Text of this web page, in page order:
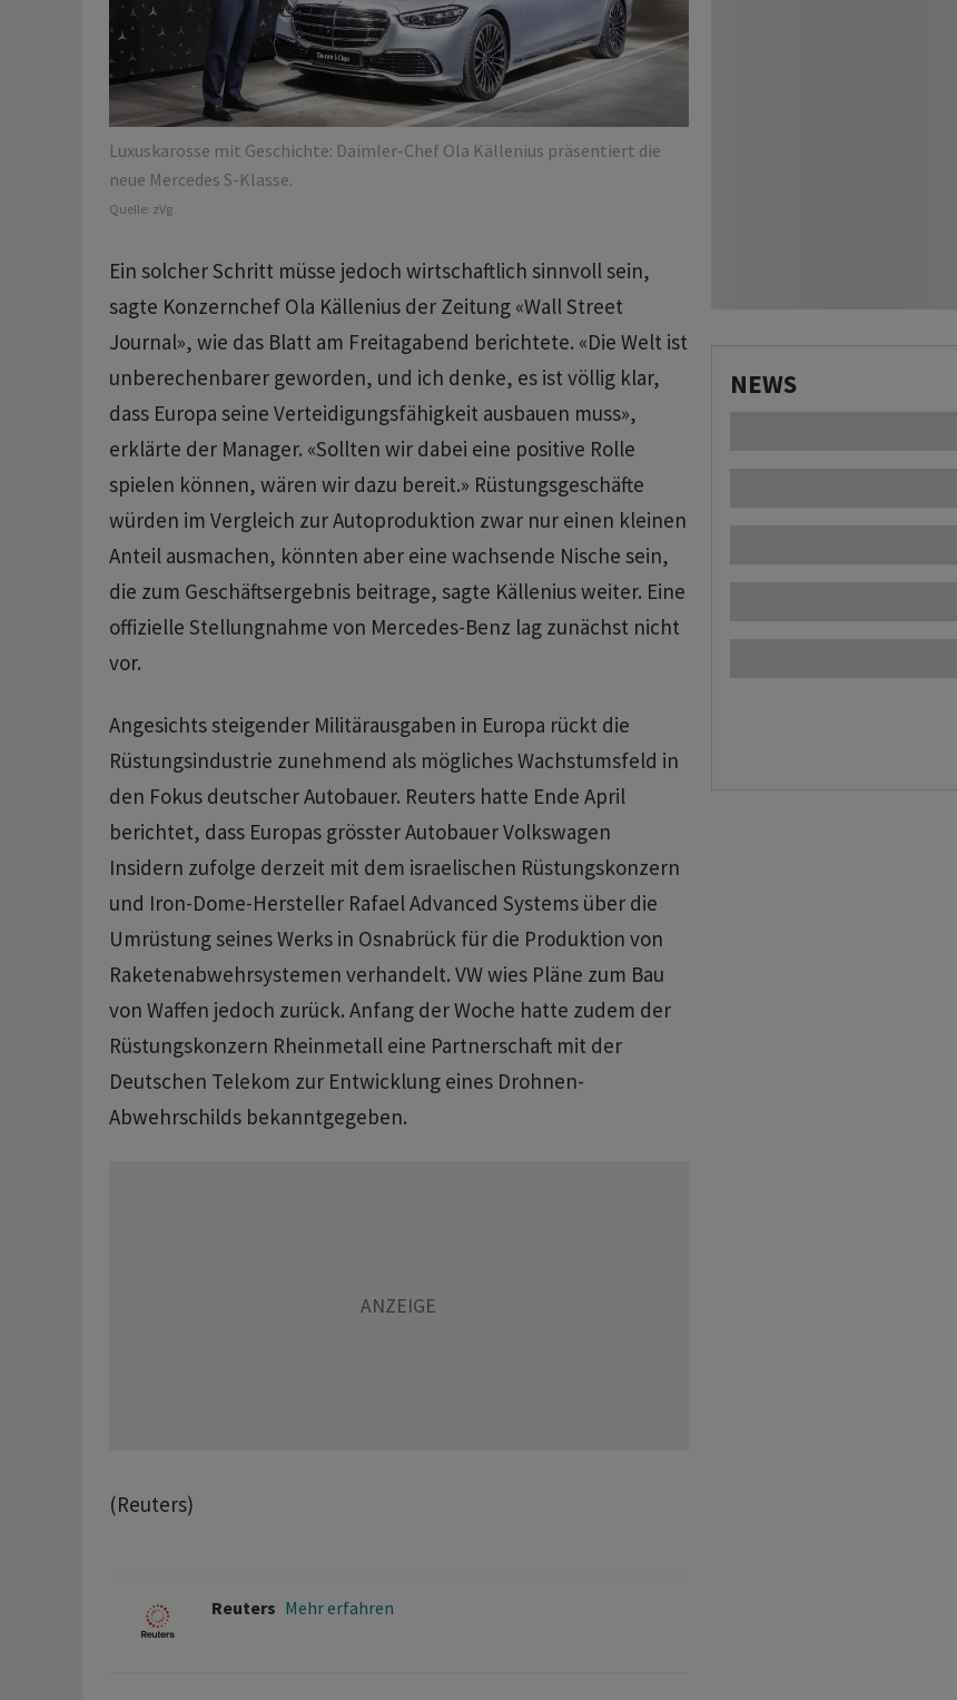
Luxuskarosse mit Geschichte: Daimler-Chef Ola Källenius präsentiert die
neue Mercedes S-Klasse.
Quelle: zVg
Ein ⁠solcher Schritt müsse jedoch wirtschaftlich sinnvoll sein,
sagte Konzernchef ⁠Ola Källenius der Zeitung «Wall Street
Journal», wie das Blatt am Freitagabend berichtete. «Die ‌Welt ist
unberechenbarer geworden, und ‌ich denke, es ist ​völlig klar,
dass Europa seine Verteidigungsfähigkeit ausbauen muss»,
erklärte der Manager. «Sollten wir dabei eine positive Rolle
spielen können, wären wir dazu bereit.» Rüstungsgeschäfte
würden im Vergleich ‌zur Autoproduktion zwar nur einen kleinen
Anteil ausmachen, könnten aber eine wachsende Nische sein,
die zum Geschäftsergebnis beitrage, sagte ​Källenius weiter. Eine
offizielle Stellungnahme von Mercedes-Benz ​lag zunächst nicht
vor.
Angesichts steigender ​Militärausgaben in Europa rückt die
Rüstungsindustrie zunehmend als mögliches Wachstumsfeld ‌in
den Fokus deutscher Autobauer. Reuters hatte Ende April
berichtet, dass Europas grösster Autobauer Volkswagen
Insidern zufolge derzeit mit ​dem ​israelischen Rüstungskonzern
und Iron-Dome-Hersteller Rafael ⁠Advanced Systems über die
Umrüstung seines ​Werks in Osnabrück ⁠für die Produktion von
Raketenabwehrsystemen verhandelt. VW wies ‌Pläne zum Bau
von Waffen jedoch zurück. Anfang der Woche hatte zudem der
Rüstungskonzern Rheinmetall ‌eine Partnerschaft mit der
Deutschen Telekom zur ​Entwicklung eines Drohnen-
Abwehrschilds bekanntgegeben.
(Reuters)
Reuters Mehr erfahren
NEWS